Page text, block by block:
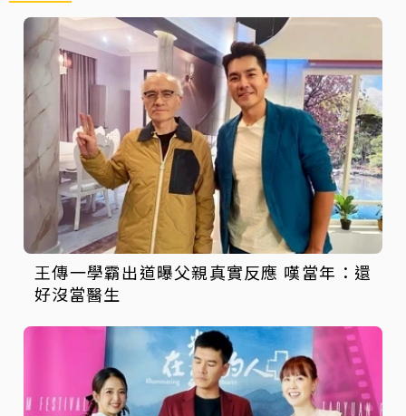
王傳一學霸出道曝父親真實反應 嘆當年：還
好沒當醫生